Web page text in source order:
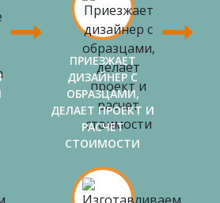
ПРИЕЗЖАЕТ
ДИЗАЙНЕР С
ОБРАЗЦАМИ,
ДЕЛАЕТ ПРОЕКТ И
РАСЧЕТ
СТОИМОСТИ